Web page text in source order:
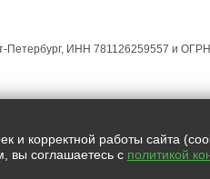
Петербург, ИНН 781126259557 и
и корректной работы сайта
вы соглашаетесь с политикой